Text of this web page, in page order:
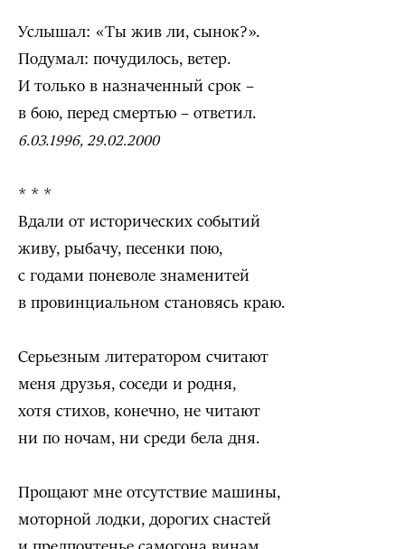
Услышал: «Ты жив ли, сынок?».
Подумал: почудилось, ветер.
И только в назначенный срок –
в бою, перед смертью – ответил.
6.03.1996, 29.02.2000
* * *
Вдали от исторических событий
живу, рыбачу, песенки пою,
с годами поневоле знаменитей
в провинциальном становясь краю.
Серьезным литератором считают
меня друзья, соседи и родня,
хотя стихов, конечно, не читают
ни по ночам, ни среди бела дня.
Прощают мне отсутствие машины,
моторной лодки, дорогих снастей